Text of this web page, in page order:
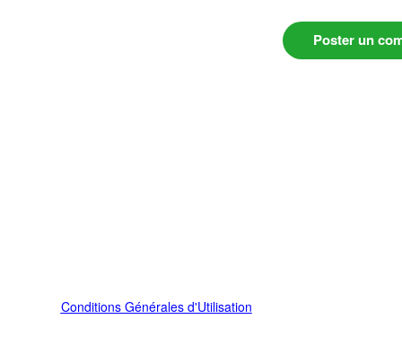
Poster un
Conditions Générales d'Utilisation